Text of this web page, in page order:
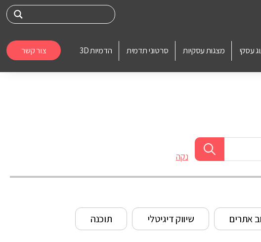
עסקי מצגות עסקיות סרטוני תדמית הדמיות 3D צור קשר
נקה
אתרים שיווק דיגיטלי תוכנה